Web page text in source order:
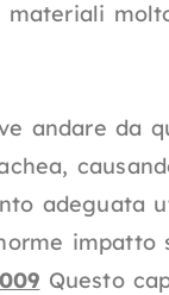
materiali
andare da
adeguata
impatto
Questo